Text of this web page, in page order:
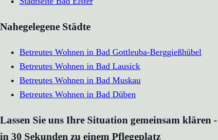
Nahegelegene Städte
Betreutes Wohnen in Bad Gottleuba-Berggießhübel
Betreutes Wohnen in Bad Lausick
Betreutes Wohnen in Bad Muskau
Betreutes Wohnen in Bad Düben
Lassen Sie uns Ihre Situation gemeinsam klären -
in 30 Sekunden zu einem Pflegeplatz